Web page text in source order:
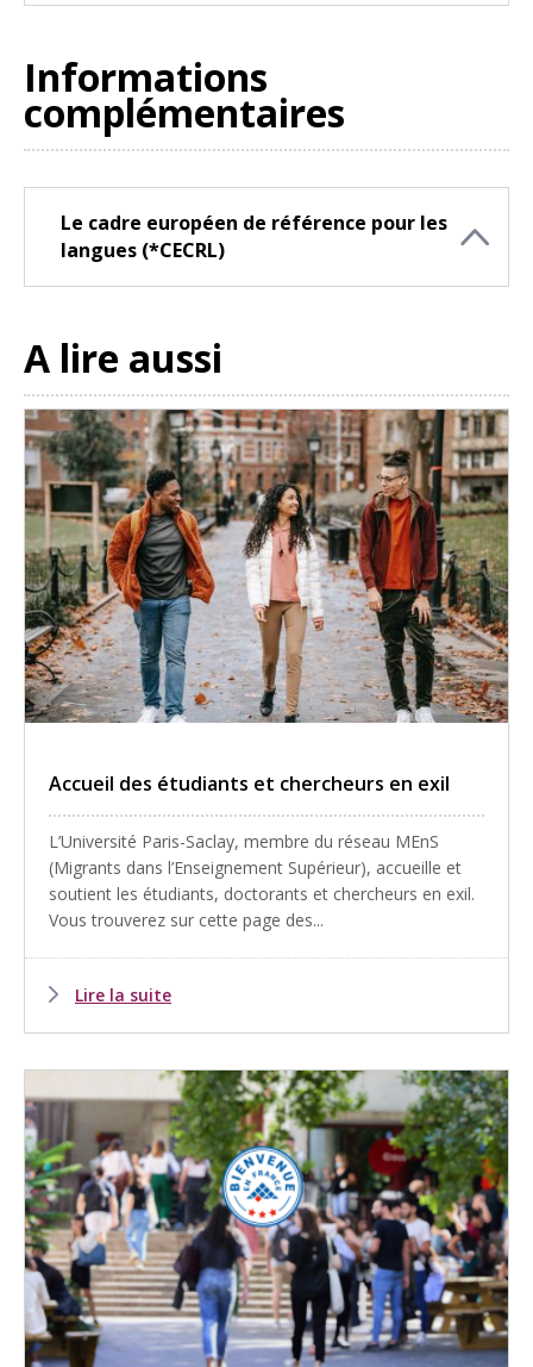
Informations
complémentaires
Le cadre européen de référence pour les
langues (*CECRL)
A lire aussi
Accueil des étudiants et chercheurs en exil
L’Université Paris-Saclay, membre du réseau MEnS
(Migrants dans l’Enseignement Supérieur), accueille et
soutient les étudiants, doctorants et chercheurs en exil.
Vous trouverez sur cette page des...
Lire la suite